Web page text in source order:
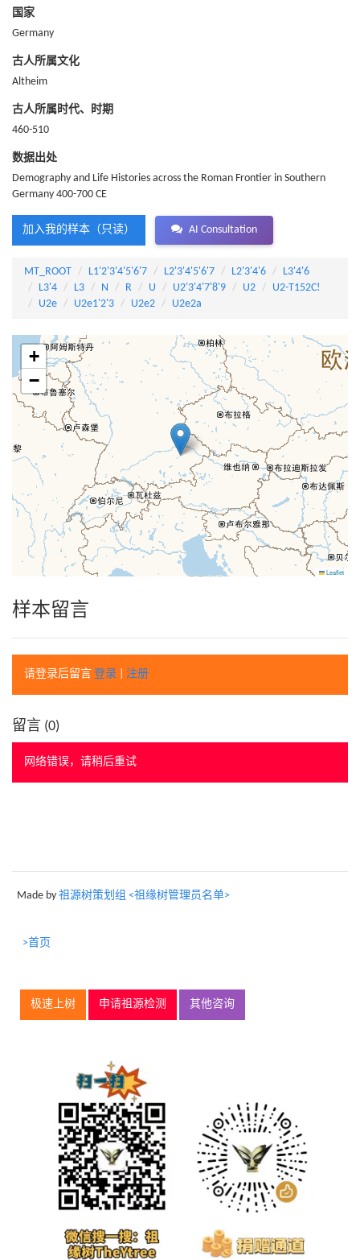
国家
Germany
古人所属文化
Altheim
古人所属时代、时期
460-510
数据出处
Demography and Life Histories across the Roman Frontier in Southern
Germany 400-700 CE
加入我的样本（只读） AI Consultation
MT_ROOT L1'2'3'4'5'6'7 L2'3'4'5'6'7 L2'3'4'6
L3'4'6
L3'4
L3 N R U U2'3'4'7'8'9 U2
U2-T152C!
U2e
U2e1'2'3 U2e2 U2e2a
+
−
Leaflet
样本留言
请登录后留言 登录 注册
留言 (0)
网络错误，请稍后重试
Made by 祖源树策划组 <祖缘树管理员名单>
>首页
极速上树 申请祖源检测 其他咨询